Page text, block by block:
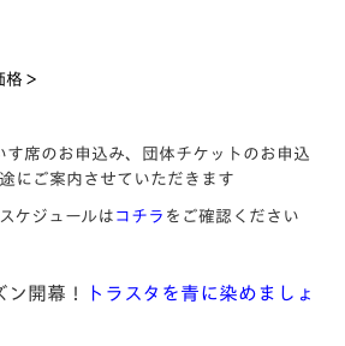
格＞
席のお申込み、団体チケットのお申込
にご案内させていただきます
ケジュールは コチラ をご確認ください
開幕！
トラスタを青に染めましょ